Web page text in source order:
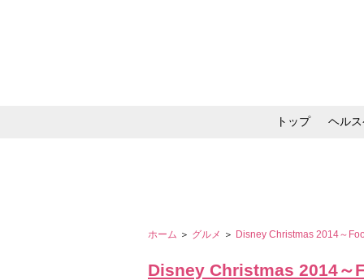
トップ ヘル
ホーム ＞ グルメ ＞ Disney Christmas 2014～
Disney Christmas 2014～